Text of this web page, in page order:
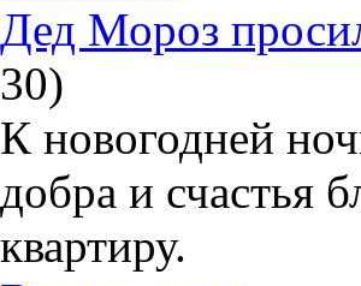
Дед Мороз
30)
К новогодней
добра и счастья
квартиру.